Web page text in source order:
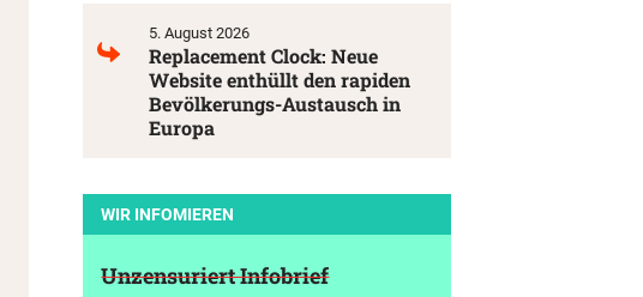
5. August 2026
Replacement Clock: Neue
Website enthüllt den rapiden
Bevölkerungs-Austausch in
Europa
WIR INFOMIEREN
Unzensuriert Infobrief